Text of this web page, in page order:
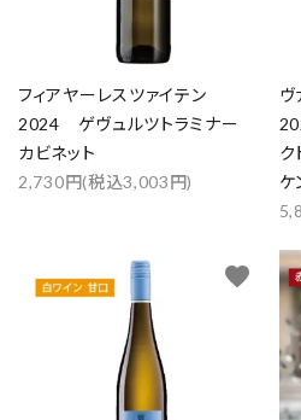
フィアヤーレスツァイテン
2024 ゲヴュルツトラミナー
カビネット
2,730円(税込3,003円)
ク
ケ
favorite
キーワード
カテゴリー
検索する